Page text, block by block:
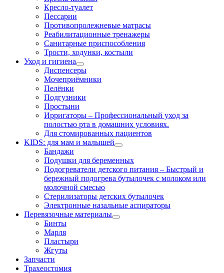
Кресло-туалет
Пессарии
Противопролежневые матрасы
Реабилитационные тренажеры
Санитарные приспособления
Трости, ходунки, костыли
Уход и гигиена
Диспенсеры
Мочеприёмники
Пелёнки
Подгузники
Простыни
Ирригаторы – Профессиональный уход за
полостью рта в домашних условиях.
Для стомированных пациентов
KIDS: для мам и малышей
Бандажи
Подушки для беременных
Подогреватели детского питания – Быстрый и
бережный подогрева бутылочек с молоком или
молочной смесью
Стерилизаторы детских бутылочек
Электронные назальные аспираторы
Перевязочные материалы
Бинты
Марля
Пластыри
Жгуты
Запчасти
Трахеостомия